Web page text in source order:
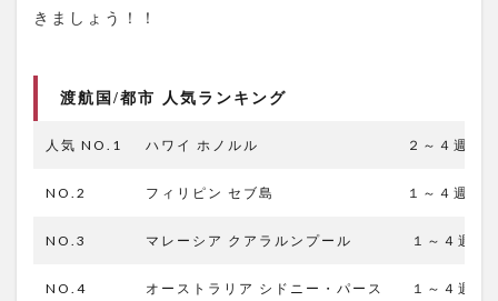
きましょう！！
渡航国/都市 人気ランキング
人気 NO.1 ハワイ ホノルル ２～４週間
NO.2 フィリピン セブ島 １～４週間
NO.3 マレーシア クアラルンプール １～４週間
NO.4 オーストラリア シドニー・パース １～４週間